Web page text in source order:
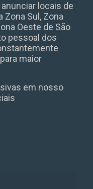
locais de
Zona Sul, Zona
Oeste de São
pessoal dos
maior
em nosso